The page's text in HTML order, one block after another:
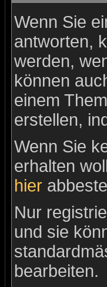
Wenn Sie
antworten,
werden,
können
einem
erstellen,
Wenn Sie
erhalten
hier
Nur
und sie
bearbeiten.